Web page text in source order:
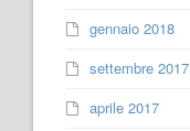
gennaio 2018
settembre 2017
aprile 2017